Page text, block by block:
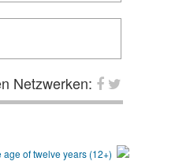
Netzwerken: